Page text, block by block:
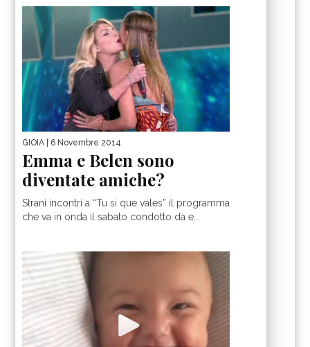
GIOIA | 6 Novembre 2014
Emma e Belen sono
diventate amiche?
Strani incontri a “Tu si que vales” il programma
che va in onda il sabato condotto da e...